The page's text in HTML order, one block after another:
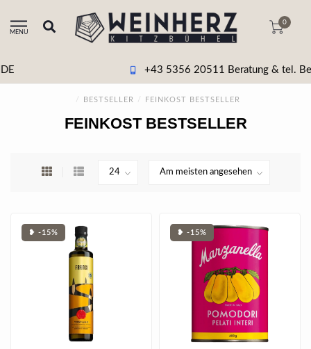
MENU
0
+43 5356 20511 Beratung & tel. Bestellung
/ BESTSELLER / FEINKOST BESTSELLER
FEINKOST BESTSELLER
❥ -15% ❥ -15%